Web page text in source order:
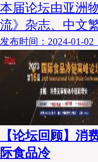
本届论坛由亚洲
流》杂志、中文
发布时间：2024-01-
【论坛回顾】
际食品冷